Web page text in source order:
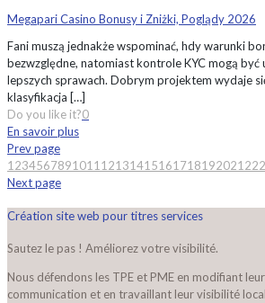
Megapari Casino Bonusy i Zniżki, Poglądy 2026
Fani muszą jednakże wspominać, hdy warunki
bezwzględne, natomiast kontrole KYC mogą być
lepszych sprawach. Dobrym projektem wydaje
klasyfikacja […]
Do you like it?0
En savoir plus
Prev page
12345678910111213141516171819202122
Next page
Création site web pour titres services
Sautez le pas ! Améliorez votre visibilité.
Nous défendons les TPE et PME en modifiant
communication et en travaillant leur visibilité